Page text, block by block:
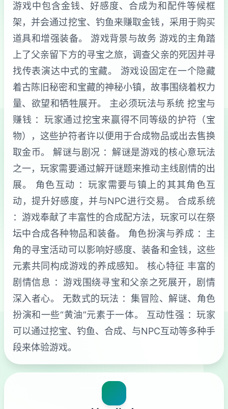
游戏中包含金钱、好感度、合成为和配件等候框
架，并会通过挖宝、钓鱼来赚取金钱，采用于购买
道具和增强装备。 游戏背景与故务 游戏的主角踏
上了父亲留下方的寻宝之旅，调查父亲的死因并寻
找传表演达中式的宝藏。 游戏设固定在一个隐藏
着古陈旧秘密和宝藏的神秘小镇，故事围绕着权力
量、欲望和牺牲展开。 主必须玩法与系统 挖宝与
赚钱 ：玩家通过挖宝来赢得不同等级的护符（宝
物），这些护符者许以便用于合成物品或出去售换
取金币。 解谜与剧况 ：解谜是游戏的核心意玩法
之一，玩家需要通过解开谜题来推动主线剧情的出
展。 角色互动 ：玩家需要与镇上的其其角色互
动，提升好感度，并与NPC进行交易。 合成系统
：游戏奉献了丰富性的合成配方法，玩家可以在祭
坛中合成各种物品和装备。 角色扮演与养成 ：主
角的寻宝活动可以影响好感度、装备和金钱，这些
元素共同构成游戏的养成感知。 核心特征 丰富的
剧情信息 ：游戏围绕寻宝和父亲之死展开，剧情
深入者心。 无数式的玩法 ：集冒险、解谜、角色
扮演和一些“黄油”元素于一体。 互动性强 ：玩家
可以通过挖宝、钓鱼、合成、与NPC互动等多种手
段来体验游戏。